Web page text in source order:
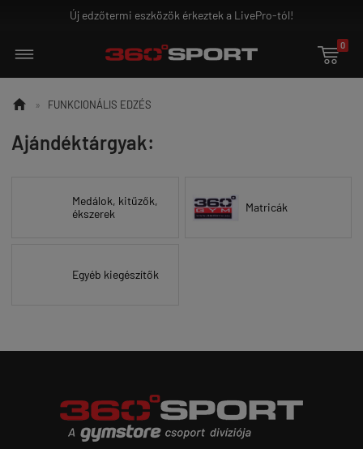
Új edzőtermi eszközök érkeztek a LivePro-tól!

0
 » FUNKCIONÁLIS EDZÉS
Ajándéktárgyak:
Medálok, kitűzők,
ékszerek
Matricák
Egyéb kiegészítők